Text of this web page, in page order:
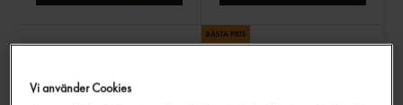
Vi använder Cookies